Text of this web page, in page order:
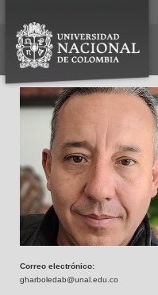
Correo electrónico:
gharboledab@unal.edu.co